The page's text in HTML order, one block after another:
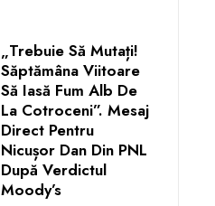
„Trebuie Să Mutați!
Săptămâna Viitoare
Să Iasă Fum Alb De
La Cotroceni”. Mesaj
Direct Pentru
Nicușor Dan Din PNL
După Verdictul
Moody’s